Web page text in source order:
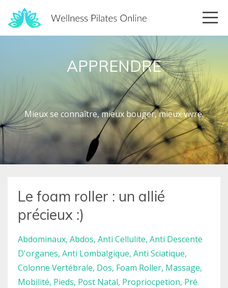
APPRENDRE
Mieux se connaître, mieux bouger, mieux vivre.
Le foam roller : un allié
précieux :)
Abdominaux Abdos Anti Cellulite Anti Descente
D'organes Anti Lombalgique Anti Sciatique
Colonne Vertébrale Dos Foam Roller Massage
Mobilité Pieds Post Natal Propriocpetion Pré